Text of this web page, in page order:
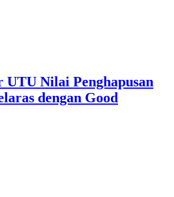
Nilai Penghapusan
dengan Good